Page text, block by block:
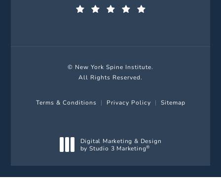
© New York Spine Institute.
All Rights Reserved.
Terms & Conditions Privacy Policy Sitemap
Digital Marketing & Design
by Studio 3 Marketing®